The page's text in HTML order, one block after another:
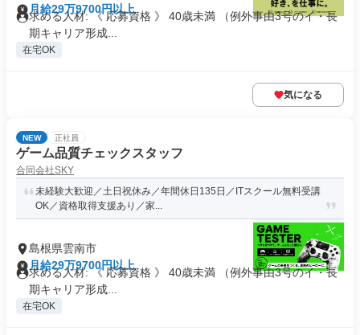
月給29万9700円以上
求める人材: 《 応募資格 》 40歳未満 （例外事由3号のイ・長
期キャリア形成...
在宅OK
気になる
NEW 正社員
ゲーム品質チェックスタッフ
合同会社SKY
未経験大歓迎／土日祝休み／年間休日135日／ITスクール無料受講
OK／資格取得支援あり／家...
島根県雲南市
月給29万9700円以上
求める人材: 《 応募資格 》 40歳未満 （例外事由3号のイ・長
期キャリア形成...
在宅OK